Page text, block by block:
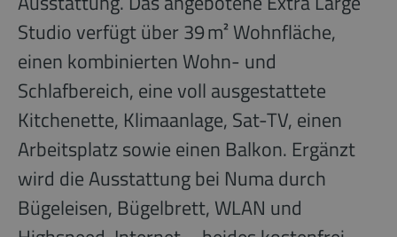
Studio verfügt über 39 m² Wohnfläche,
einen kombinierten Wohn- und
Schlafbereich, eine voll ausgestattete
Kitchenette, Klimaanlage, Sat-TV, einen
Arbeitsplatz sowie einen Balkon. Ergänzt
wird die Ausstattung bei Numa durch
Bügeleisen, Bügelbrett, WLAN und